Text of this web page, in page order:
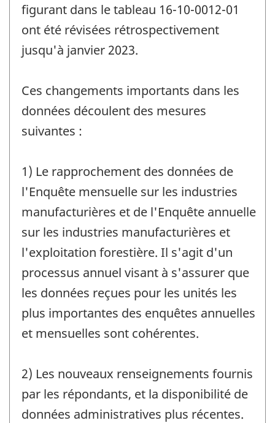
figurant dans le tableau 16-10-0012-01
ont été révisées rétrospectivement
jusqu'à janvier 2023.
Ces changements importants dans les
données découlent des mesures
suivantes :
1) Le rapprochement des données de
l'Enquête mensuelle sur les industries
manufacturières et de l'Enquête annuelle
sur les industries manufacturières et
l'exploitation forestière. Il s'agit d'un
processus annuel visant à s'assurer que
les données reçues pour les unités les
plus importantes des enquêtes annuelles
et mensuelles sont cohérentes.
2) Les nouveaux renseignements fournis
par les répondants, et la disponibilité de
données administratives plus récentes.